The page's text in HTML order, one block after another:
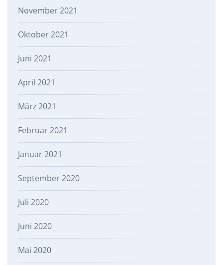
November 2021
Oktober 2021
Juni 2021
April 2021
März 2021
Februar 2021
Januar 2021
September 2020
Juli 2020
Juni 2020
Mai 2020